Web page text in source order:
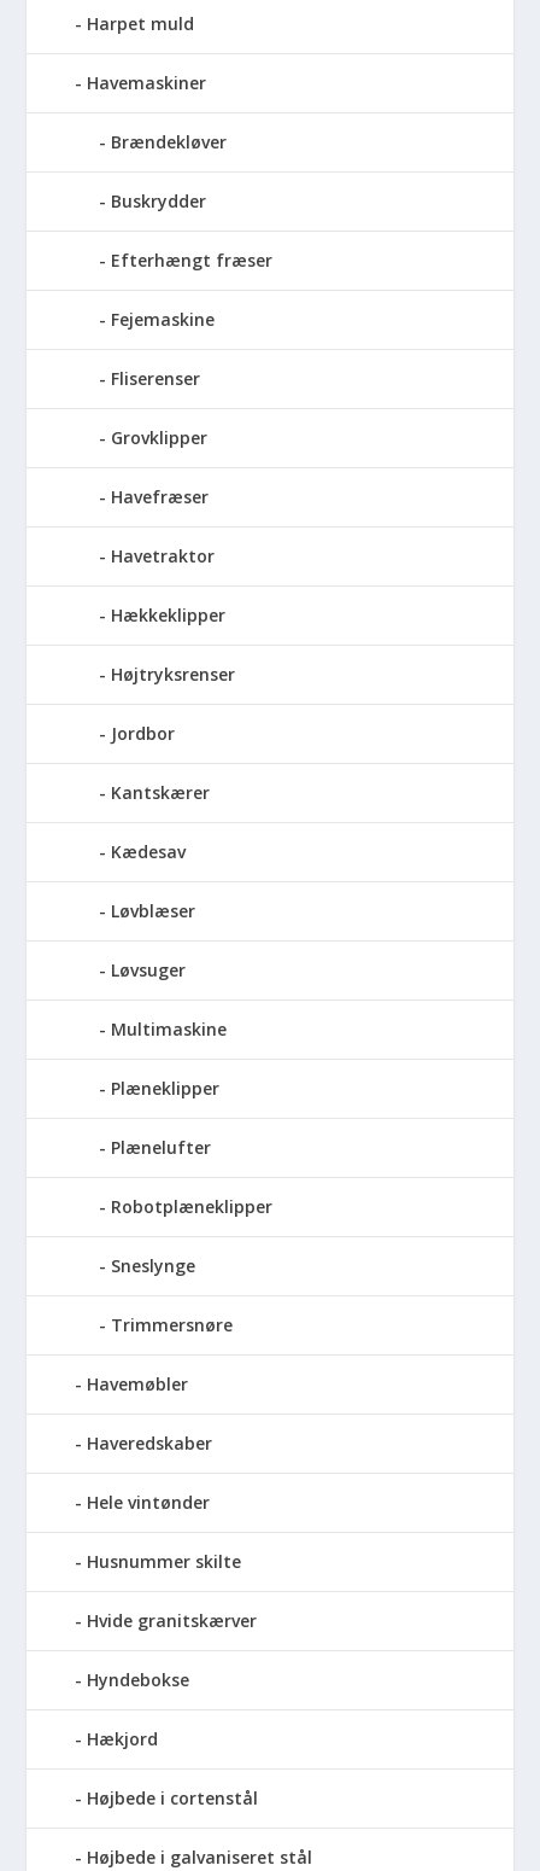
Harpet muld
Havemaskiner
Brændekløver
Buskrydder
Efterhængt fræser
Fejemaskine
Fliserenser
Grovklipper
Havefræser
Havetraktor
Hækkeklipper
Højtryksrenser
Jordbor
Kantskærer
Kædesav
Løvblæser
Løvsuger
Multimaskine
Plæneklipper
Plænelufter
Robotplæneklipper
Sneslynge
Trimmersnøre
Havemøbler
Haveredskaber
Hele vintønder
Husnummer skilte
Hvide granitskærver
Hyndebokse
Hækjord
Højbede i cortenstål
Højbede i galvaniseret stål